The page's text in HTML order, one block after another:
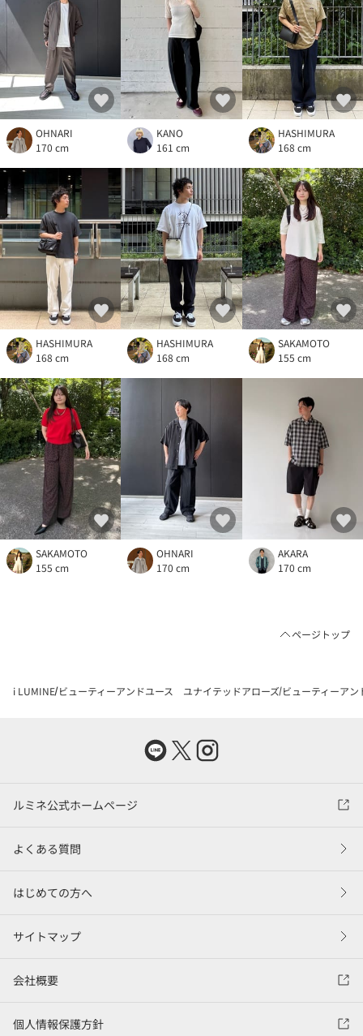
OHNARI
170 cm
KANO
161 cm
HASHIMURA
168 cm
HASHIMURA
168 cm
HASHIMURA
168 cm
SAKAMOTO
155 cm
SAKAMOTO
155 cm
OHNARI
170 cm
AKARA
170 cm
ページトップ
i LUMINE ビューティーアンドユース ユナイテッドアローズ ビューティーア
ルミネ公式ホームページ
よくある質問
はじめての方へ
サイトマップ
会社概要
個人情報保護方針